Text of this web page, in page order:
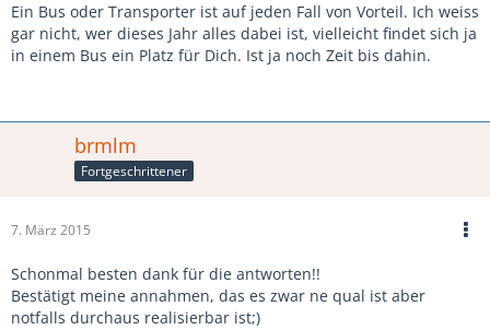
Ein Bus oder Transporter ist auf jeden Fall von Vorteil. Ich weiss
gar nicht, wer dieses Jahr alles dabei ist, vielleicht findet sich ja
in einem Bus ein Platz für Dich. Ist ja noch Zeit bis dahin.
brmlm
Fortgeschrittener
7. März 2015
Schonmal besten dank für die antworten!!
Bestätigt meine annahmen, das es zwar ne qual ist aber
notfalls durchaus realisierbar ist;)